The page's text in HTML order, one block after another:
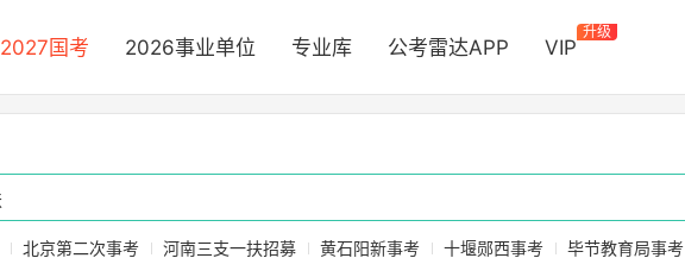
2027国考 2026事业单位 专业库 公考雷达APP VIP
升级
北京第二次事考 河南三支一扶招募 黄石阳新事考 十堰郧西事考 毕节教育局事考